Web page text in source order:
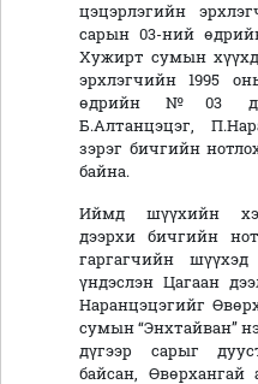
цэцэрлэгийн
сарын 03-ний
Хужирт сумын
эрхлэгчийн 1995
өдрийн №03
Б.Алтанцэцэг,
зэрэг бичгийн
байна.
Иймд шүүхийн
дээрхи бичгийн
гаргагчийн шүүхэд
үндэслэн Цагаан
Наранцэцэгийг
сумын “Энхтайван”
дүгээр сарыг
байсан,